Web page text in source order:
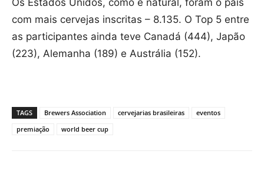
com mais cervejas inscritas – 8.135. O Top 5 entre
as participantes ainda teve Canadá (444), Japão
(223), Alemanha (189) e Austrália (152).
TAGS Brewers Association cervejarias brasileiras
eventos
premiação
world beer cup